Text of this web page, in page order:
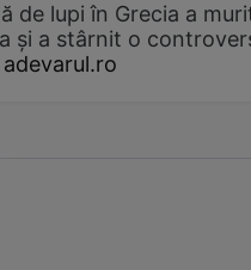
de lupi în Grecia a
și a stârnit o
adevarul.ro